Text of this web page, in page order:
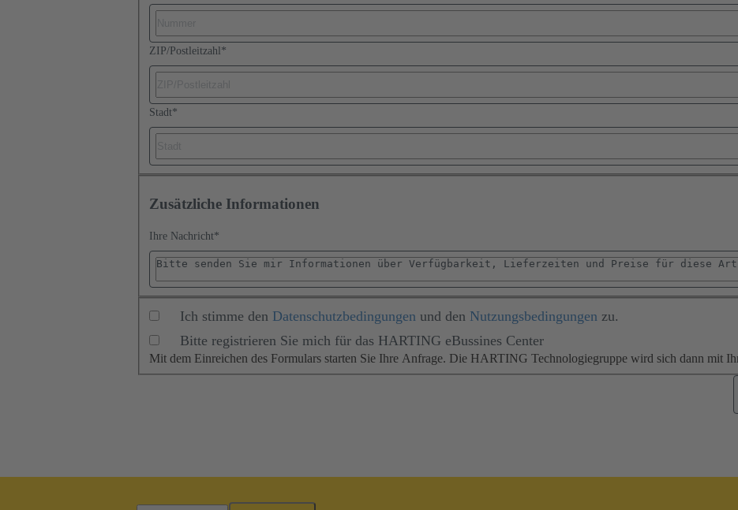
ZIP/Postleitzahl *
Stadt*
Zusätzliche Informationen
Ihre Nachricht*
Ich stimme den Datenschutzbedingungen und den Nutzungsbedingungen zu.
Bitte registrieren Sie mich für das HARTING eBussines Center
Mit dem Einreichen des Formulars starten Sie Ihre Anfrage. Die HARTING Technologiegruppe wird sich dann mit